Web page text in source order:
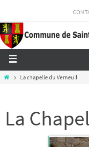
La chapelle du Verneuil
La